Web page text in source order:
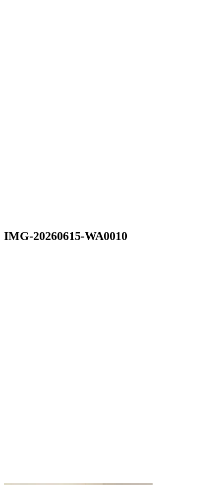
IMG-20260615-WA0010